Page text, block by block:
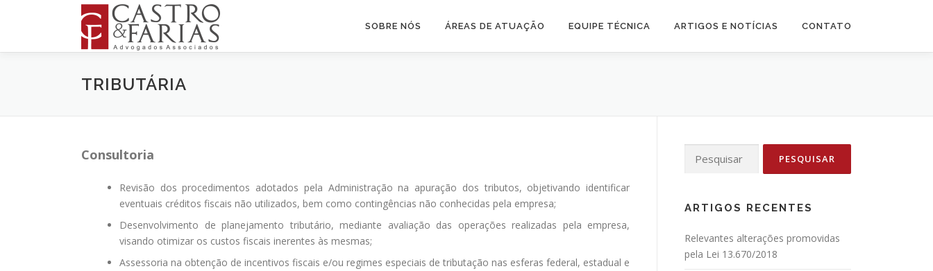
conteúdo
SOBRE NÓS ÁREAS DE ATUAÇÃO EQUIPE TÉCNICA ARTIGOS E NOTÍCIAS CONTATO
TRIBUTÁRIA
Consultoria
Revisão dos procedimentos adotados pela Administração na apuração dos tributos, objetivando identificar
eventuais créditos fiscais não utilizados, bem como contingências não conhecidas pela empresa;
Desenvolvimento de planejamento tributário, mediante avaliação das operações realizadas pela empresa,
visando otimizar os custos fiscais inerentes às mesmas;
Assessoria na obtenção de incentivos fiscais e/ou regimes especiais de tributação nas esferas federal, estadual e
por:
ARTIGOS RECENTES
Relevantes alterações promovidas
pela Lei 13.670/2018